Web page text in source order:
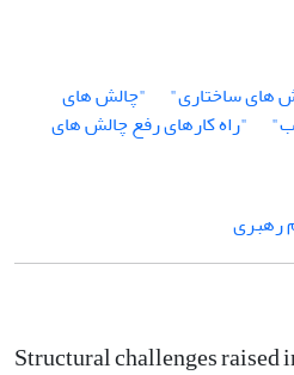
های ساختاری"
"چالش های
"راه کارهای رفع چالش های
رهبری
Structural challenges raised